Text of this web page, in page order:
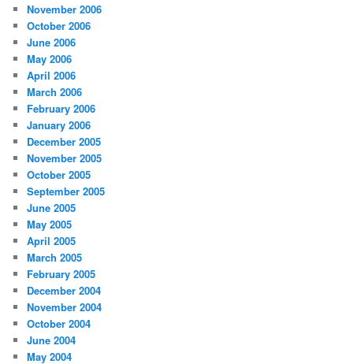
November 2006
October 2006
June 2006
May 2006
April 2006
March 2006
February 2006
January 2006
December 2005
November 2005
October 2005
September 2005
June 2005
May 2005
April 2005
March 2005
February 2005
December 2004
November 2004
October 2004
June 2004
May 2004